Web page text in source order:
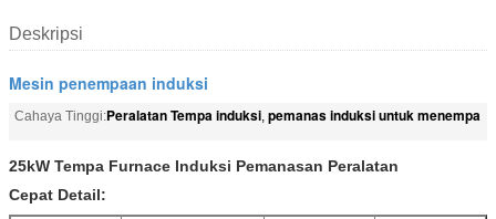
Deskripsi
Mesin penempaan induksi
Cahaya Tinggi:Peralatan Tempa induksi, pemanas induksi untuk menempa
25kW Tempa Furnace Induksi Pemanasan Peralatan
Cepat Detail: